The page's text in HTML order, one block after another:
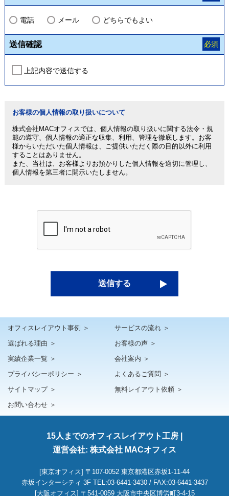
電話 メール どちらでもよい
送信確認 必須
上記内容で送信する
お客様の個人情報の取り扱いについて
株式会社MACオフィスでは、個人情報の取り扱いに関する法令・規
範の遵守、個人情報の適正な収集、利用、管理を徹底します。お客
様からいただいた個人情報は、ご提供いただく際の目的以外に利用
することはありません。
また、当社は、お客様よりお預かりした個人情報を適切に管理し、
個人情報を第三者に開示いたしません。
送信する
オフィスレイアウト事例 ＞ サービスの流れ ＞
選ばれる理由 ＞ お客様の声 ＞
実績企業一覧 ＞ 会社案内 ＞
プライバシーポリシー ＞ よくあるご質問 ＞
サイトマップ ＞ 無料レイアウト依頼 ＞
お問い合わせ ＞
15人までのオフィスレイアウト工房 |
運営会社: 株式会社 MACオフィス
[東京オフィス] 〒107-0052 東京都港区赤坂1-11-44
赤坂インターシティ 3F
TEL:03-6441-3430 / FAX:03-6441-3437
[大阪オフィス] 〒541-0059 大阪市中央区博労町3-4-15